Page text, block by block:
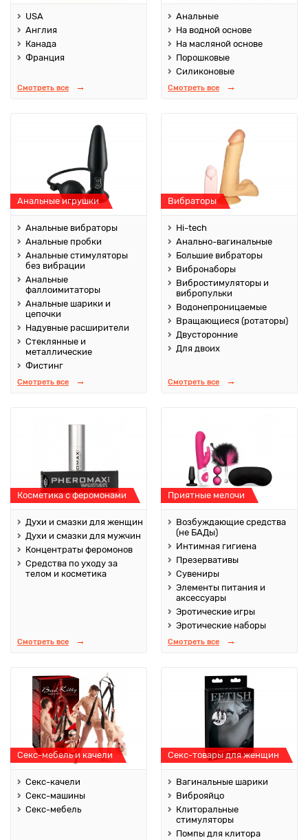
USA
Англия
Канада
Франция
Смотреть все
Анальные
На водной основе
На масляной основе
Порошковые
Силиконовые
Смотреть все
Анальные игрушки
Анальные вибраторы
Анальные пробки
Анальные стимуляторы
без вибрации
Анальные
фаллоимитаторы
Анальные шарики и
цепочки
Надувные расширители
Стеклянные и
металлические
Фистинг
Смотреть все
Вибраторы
Hi-tech
Анально-вагинальные
Большие вибраторы
Вибронаборы
Вибростимуляторы и
вибропульки
Водонепроницаемые
Вращающиеся (ротаторы)
Двусторонние
Для двоих
Смотреть все
Косметика с феромонами
Духи и смазки для женщин
Духи и смазки для мужчин
Концентраты феромонов
Средства по уходу за
телом и косметика
Смотреть все
Приятные мелочи
Возбуждающие средства
(не БАДы)
Интимная гигиена
Презервативы
Сувениры
Элементы питания и
аксессуары
Эротические игры
Эротические наборы
Смотреть все
Секс-мебель и качели
Секс-качели
Секс-машины
Секс-мебель
Секс-товары для женщин
Вагинальные шарики
Виброяйцо
Клиторальные
стимуляторы
Помпы для клитора